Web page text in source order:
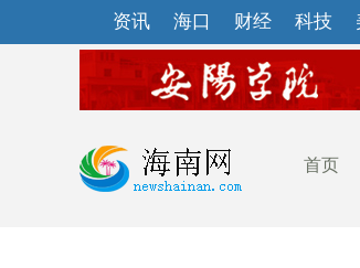
资讯 海口 财经 科技
首页